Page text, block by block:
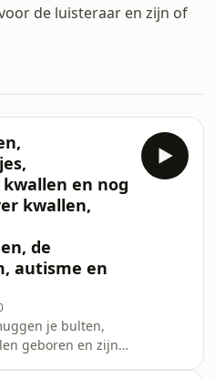
de luisteraar en zijn of
en nog
kwallen,
de
autisme en
je bulten,
geboren en zijn